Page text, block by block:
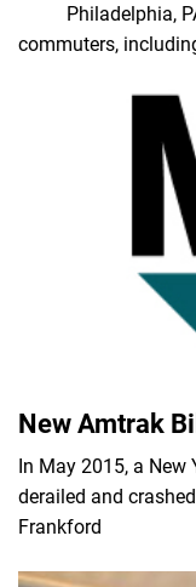
Philadelphia, PA
commuters,
New Amtrak
In May 2015, a New
derailed and
Frankford